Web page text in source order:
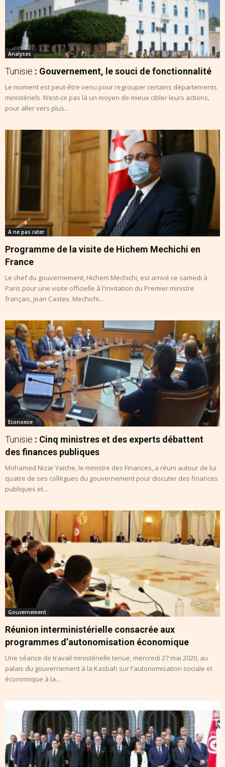
Analyses
Tunisie : Gouvernement, le souci de fonctionnalité
Le moment est peut-être venu pour regrouper certains départements
ministériels. N’est-ce pas là un moyen de mieux cibler leurs actions,
pour aller vers plus...
A ne pas rater
Programme de la visite de Hichem Mechichi en
France
Le chef du gouvernement, Hichem Mechichi, est arrivé ce samedi à
Paris pour une visite officielle à l'invitation du Premier ministre
français, Jean Castex. Mechichi...
Economie
Tunisie : Cinq ministres et des experts débattent
des finances publiques
Mohamed Nizar Yaïche, le ministre des Finances, a réuni autour de lui
quatre de ses collègues du gouvernement pour discuter des finances
publiques et...
Gouvernement
Réunion interministérielle consacrée aux
programmes d’autonomisation économique
Une séance de travail ministérielle tenue, mercredi 27 mai 2020, au
palais du gouvernement à la Kasbah sur l'autonomisation sociale et
économique à la...